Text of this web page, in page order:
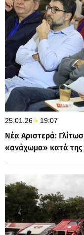
25.01.26 19:07
Νέα Αριστερά:
«ανάχωμα» κατά της